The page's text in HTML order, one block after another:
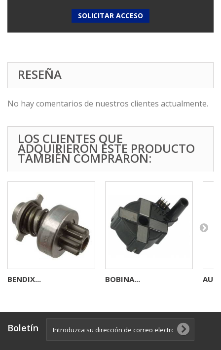
SOLICITAR ACCESO
RESEÑA
No hay comentarios de nuestros clientes actualmente.
LOS CLIENTES QUE
ADQUIRIERON ESTE PRODUCTO
TAMBIÉN COMPRARON:
BENDIX... BOBINA...
Boletín